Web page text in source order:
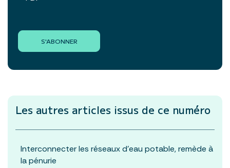
S'ABONNER
Les autres articles issus de ce numéro
Interconnecter les réseaux d’eau potable, remède à
la pénurie